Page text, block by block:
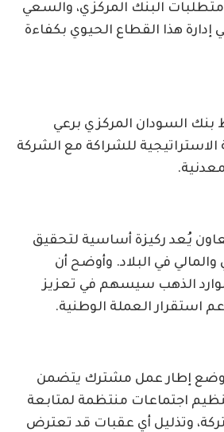
متطلبات البنك المركزي، والسعي
إدارة هذا القطاع الحيوي بكفاءة
بنك السودان المركزي برعي
الاستراتيجية للشراكة مع الشركة
يُعد ركيزة أساسية لتحقيق
والمالي في البلاد. وأوضح أن
الذهب سيسهم في تعزيز
استقرار العملة الوطنية.
وضع إطار عمل مشترك يتضمن
اجتماعات منتظمة لمتابعة
وتذليل أي عقبات قد تعترض